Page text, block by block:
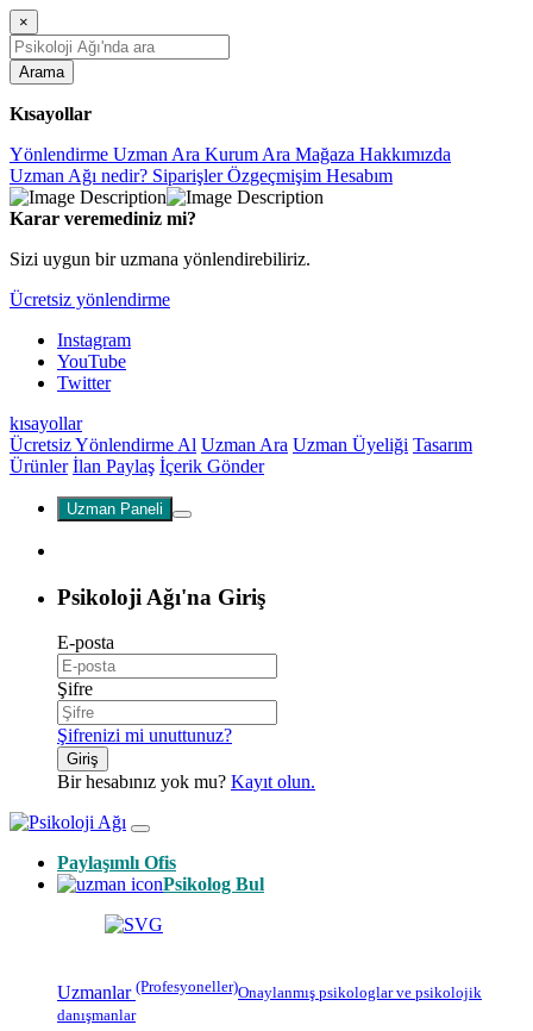
×
Arama
Kısayollar
Yönlendirme Uzman Ara Kurum Ara Mağaza Hakkımızda
Uzman Ağı nedir? SiparişlerÖzgeçmişim Hesabım
Karar veremediniz mi?
Sizi uygun bir uzmana yönlendirebiliriz.
Ücretsiz yönlendirme
Instagram
YouTube
Twitter
kısayollar
Ücretsiz Yönlendirme Al Uzman Ara Uzman Üyeliği Tasarım
Ürünler İlan Paylaş İçerik Gönder
Uzman Paneli
Psikoloji Ağı'na Giriş
E-posta
Şifre
Şifrenizi mi unuttunuz?
Giriş
Bir hesabınız yok mu? Kayıt olun.
Paylaşımlı Ofis
Psikolog Bul
Uzmanlar (Profesyoneller)Onaylanmış psikologlarve psikolojik
danışmanlar